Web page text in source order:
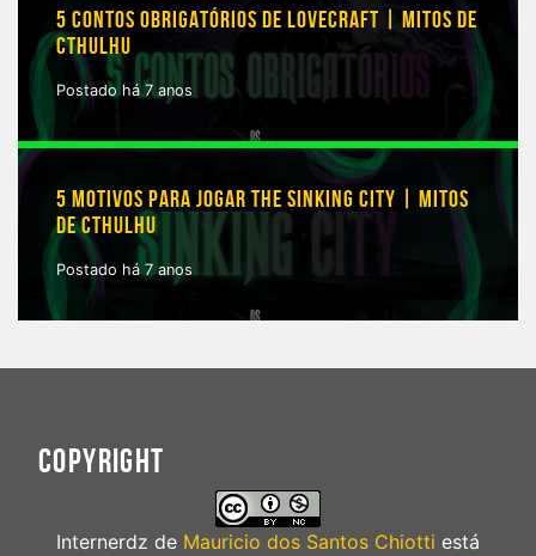
5 CONTOS OBRIGATÓRIOS DE LOVECRAFT | MITOS DE
CTHULHU
Postado há 7 anos
5 MOTIVOS PARA JOGAR THE SINKING CITY | MITOS
DE CTHULHU
Postado há 7 anos
COPYRIGHT
Internerdz de Mauricio dos Santos Chiotti está